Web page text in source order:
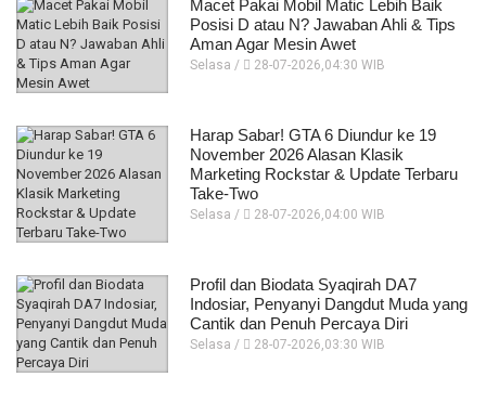
Macet Pakai Mobil Matic Lebih Baik
Posisi D atau N? Jawaban Ahli & Tips
Aman Agar Mesin Awet
Selasa / 28-07-2026,04:30 WIB
Harap Sabar! GTA 6 Diundur ke 19
November 2026 Alasan Klasik
Marketing Rockstar & Update Terbaru
Take-Two
Selasa / 28-07-2026,04:00 WIB
Profil dan Biodata Syaqirah DA7
Indosiar, Penyanyi Dangdut Muda yang
Cantik dan Penuh Percaya Diri
Selasa / 28-07-2026,03:30 WIB